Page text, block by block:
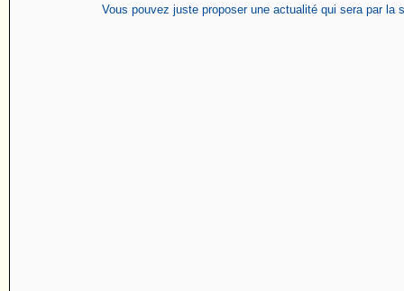
Vous pouvez juste proposer une actualité qui sera par la